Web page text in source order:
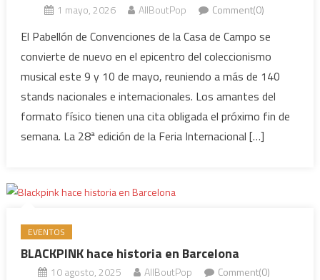
1 mayo, 2026 AllBoutPop Comment(0)
El Pabellón de Convenciones de la Casa de Campo se
convierte de nuevo en el epicentro del coleccionismo
musical este 9 y 10 de mayo, reuniendo a más de 140
stands nacionales e internacionales. Los amantes del
formato físico tienen una cita obligada el próximo fin de
semana. La 28ª edición de la Feria Internacional […]
EVENTOS
BLACKPINK hace historia en Barcelona
10 agosto, 2025 AllBoutPop Comment(0)